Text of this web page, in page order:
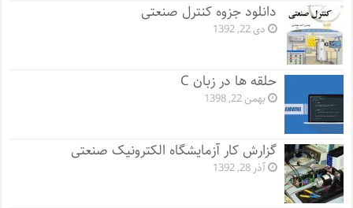
دانلود جزوه کنترل صنعتی
دی 22, 1392
حلقه ها در زبان C
بهمن 22, 1398
گزارش کار آزمایشگاه الکترونیک صنعتی
آذر 28, 1392